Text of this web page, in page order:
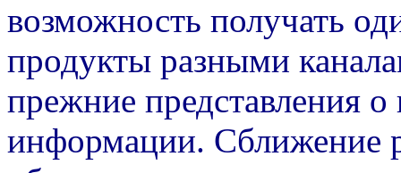
возможность получать
продукты разными
прежние представления
информации. Сближение